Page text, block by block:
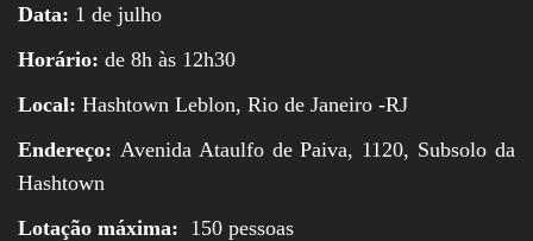
Data: 1 de julho
Horário: de 8h às 12h30
Local: Hashtown Leblon, Rio de Janeiro -RJ
Endereço: Avenida Ataulfo de Paiva, 1120, Subsolo da
Hashtown
Lotação máxima: 150 pessoas